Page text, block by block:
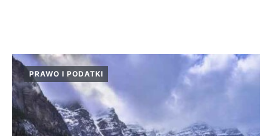
PRAWO I PODATKI